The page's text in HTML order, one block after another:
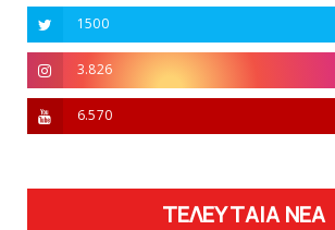
1500
3.826
6.570
ΤΕΛΕΥΤΑΙΑ ΝΕΑ